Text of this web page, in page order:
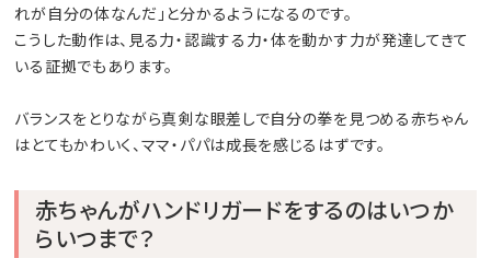
れが自分の体なんだ」と分かるようになるのです。
こうした動作は、見る力・認識する力・体を動かす力が発達してきて
いる証拠でもあります。
バランスをとりながら真剣な眼差しで自分の拳を見つめる赤ちゃん
はとてもかわいく、ママ・パパは成長を感じるはずです。
赤ちゃんがハンドリガードをするのはいつか
らいつまで？